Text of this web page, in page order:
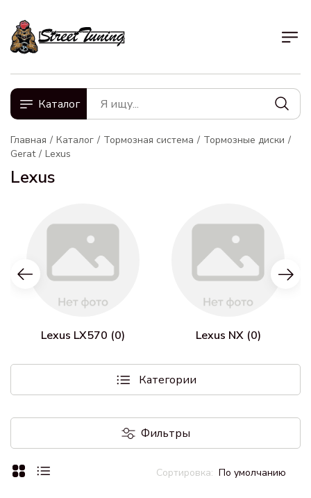
Каталог
Главная Каталог Тормозная система
Тормозные диски
Gerat
Lexus
Lexus
Lexus LX570 (0) Lexus NX (0)
Категории
Фильтры
По умолчанию